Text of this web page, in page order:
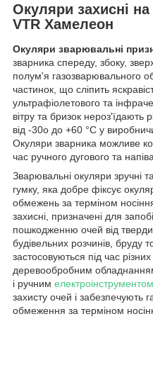
Окуляри захисні
VTR Хамелеон
Окуляри зварювальні
зварника спереду, збоку,
полум'я газозварювального
частинок, що сліпить
ультрафіолетового та
вітру та бризок нероз'їдають
від -30o до +60 °C у
Окуляри зварника можливе
час ручного дугового та
Зварювальні окуляри зручні
гумку, яка добре фіксує
обмежень за терміном
захисні, призначені для
пошкодженню очей від
будівельних розчинів, бруду
застосовуються під час
деревообробним
і ручним електроінструментом
захисту очей і забезпечують
обмеження за терміном